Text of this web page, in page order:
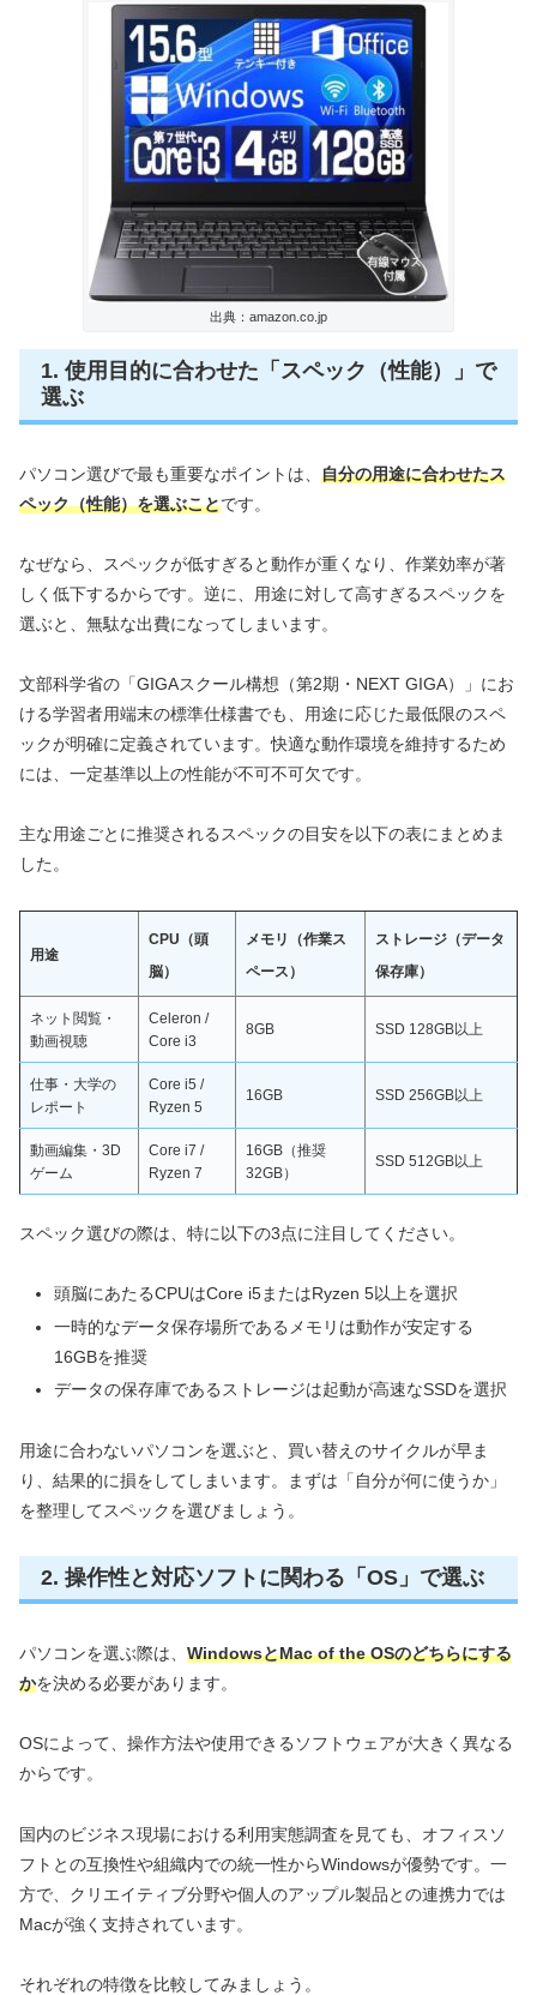
出典：amazon.co.jp
1. 使用目的に合わせた「スペック（性能）」で
選ぶ
パソコン選びで最も重要なポイントは、 自分の用途に合わせたス
ペック（性能）を選ぶことです。
なぜなら、スペックが低すぎると動作が重くなり、作業効率が著
しく低下するからです。逆に、用途に対して高すぎるスペックを
選ぶと、無駄な出費になってしまいます。
文部科学省の「GIGAスクール構想（第2期・NEXT GIGA）」にお
ける学習者用端末の標準仕様書でも、用途に応じた最低限のスペ
ックが明確に定義されています。快適な動作環境を維持するため
には、一定基準以上の性能が不可不可欠です。
主な用途ごとに推奨されるスペックの目安を以下の表にまとめま
した。
用途
CPU（頭
脳）
メモリ（作業ス
ペース）
ストレージ（データ
保存庫）
ネット閲覧・
動画視聴
Celeron /
Core i3
8GB SSD 128GB以上
仕事・大学の
レポート
Core i5 /
Ryzen 5
16GB SSD 256GB以上
動画編集・3D
ゲーム
Core i7 /
Ryzen 7
16GB（推奨
32GB）
SSD 512GB以上
スペック選びの際は、特に以下の3点に注目してください。
頭脳にあたるCPUはCore i5またはRyzen 5以上を選択
一時的なデータ保存場所であるメモリは動作が安定する
16GBを推奨
データの保存庫であるストレージは起動が高速なSSDを選択
用途に合わないパソコンを選ぶと、買い替えのサイクルが早ま
り、結果的に損をしてしまいます。まずは「自分が何に使うか」
を整理してスペックを選びましょう。
2. 操作性と対応ソフトに関わる「OS」で選ぶ
パソコンを選ぶ際は、 WindowsとMac of the OSのどちらにする
かを決める必要があります。
OSによって、操作方法や使用できるソフトウェアが大きく異なる
からです。
国内のビジネス現場における利用実態調査を見ても、オフィスソ
フトとの互換性や組織内での統一性からWindowsが優勢です。一
方で、クリエイティブ分野や個人のアップル製品との連携力では
Macが強く支持されています。
それぞれの特徴を比較してみましょう。